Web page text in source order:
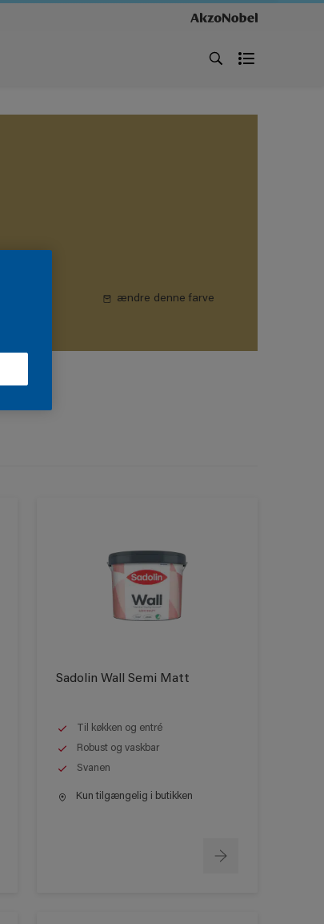
ændre denne farve
Sadolin Wall Semi Matt
Til køkken og entré
Robust og vaskbar
Svanen
Kun tilgængelig i butikken